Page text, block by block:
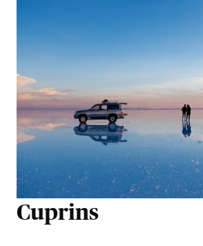
Cuprins